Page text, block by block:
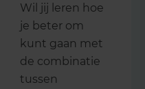
Wil jij leren hoe
je beter om
kunt gaan met
de combinatie
tussen